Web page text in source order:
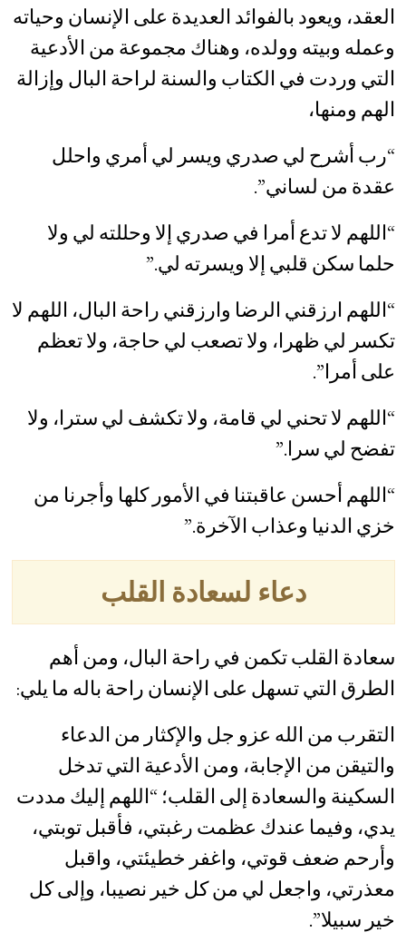
العقد، ويعود بالفوائد العديدة على الإنسان وحياته
وعمله وبيته وولده، وهناك مجموعة من الأدعية
التي وردت في الكتاب والسنة لراحة البال وإزالة
الهم ومنها،
“رب أشرح لي صدري ويسر لي أمري واحلل
عقدة من لساني”.
“اللهم لا تدع أمرا في صدري إلا وحللته لي ولا
حلما سكن قلبي إلا ويسرته لي.”
“اللهم ارزقني الرضا وارزقني راحة البال، اللهم لا
تكسر لي ظهرا، ولا تصعب لي حاجة، ولا تعظم
على أمرا”.
“اللهم لا تحني لي قامة، ولا تكشف لي سترا، ولا
تفضح لي سرا.”
“اللهم أحسن عاقبتنا في الأمور كلها وأجرنا من
خزي الدنيا وعذاب الآخرة.”
دعاء لسعادة القلب
سعادة القلب تكمن في راحة البال، ومن أهم
الطرق التي تسهل على الإنسان راحة باله ما يلي:
التقرب من الله عزو جل والإكثار من الدعاء
والتيقن من الإجابة، ومن الأدعية التي تدخل
السكينة والسعادة إلى القلب؛ “اللهم إليك مددت
يدي، وفيما عندك عظمت رغبتي، فأقبل توبتي،
وأرحم ضعف قوتي، واغفر خطيئتي، واقبل
معذرتي، واجعل لي من كل خير نصيبا، وإلى كل
خير سبيلا”.